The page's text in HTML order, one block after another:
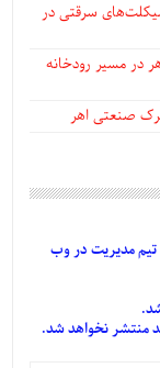
سرقتی در
در مسیر رودخانه
صنعتی اهر
مدیریت در وب
منتشر نخواهد شد.